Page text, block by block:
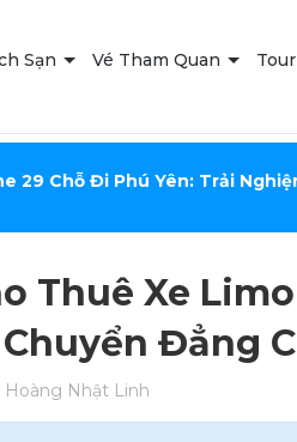
Sạn Vé Tham Quan
29 Chỗ Đi Phú Yên: Trải
Thuê Xe
Đẳng
Hoàng Nhật Linh